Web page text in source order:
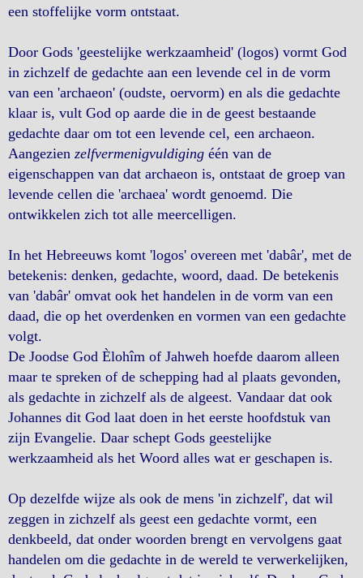
een stoffelijke vorm ontstaat.
Door Gods 'geestelijke werkzaamheid' (logos) vormt God
in zichzelf de gedachte aan een levende cel in de vorm
van een 'archaeon' (oudste, oervorm) en als die gedachte
klaar is, vult God op aarde die in de geest bestaande
gedachte daar om tot een levende cel, een archaeon.
Aangezien zelfvermenigvuldiging één van de
eigenschappen van dat archaeon is, ontstaat de groep van
levende cellen die 'archaea' wordt genoemd. Die
ontwikkelen zich tot alle meercelligen.
In het Hebreeuws komt 'logos' overeen met 'dabâr', met de
betekenis: denken, gedachte, woord, daad. De betekenis
van 'dabâr' omvat ook het handelen in de vorm van een
daad, die op het overdenken en vormen van een gedachte
volgt.
De Joodse God Èlohîm of Jahweh hoefde daarom alleen
maar te spreken of de schepping had al plaats gevonden,
als gedachte in zichzelf als de algeest. Vandaar dat ook
Johannes dit God laat doen in het eerste hoofdstuk van
zijn Evangelie. Daar schept Gods geestelijke
werkzaamheid als het Woord alles wat er geschapen is.
Op dezelfde wijze als ook de mens 'in zichzelf', dat wil
zeggen in zichzelf als geest een gedachte vormt, een
denkbeeld, dat onder woorden brengt en vervolgens gaat
handelen om die gedachte in de wereld te verwerkelijken,